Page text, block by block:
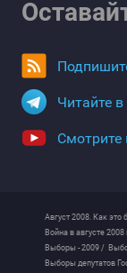
Читайте
Смотрите
Август 2008. Как это
Война в августе
Выборы - 2009 /
Выборы депутатов